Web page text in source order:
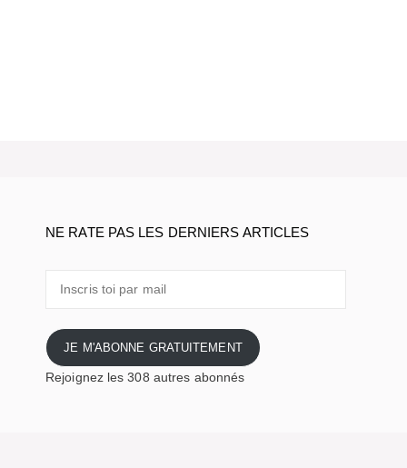
NE RATE PAS LES DERNIERS ARTICLES
mail
JE M'ABONNE GRATUITEMENT
Rejoignez les 308 autres abonnés